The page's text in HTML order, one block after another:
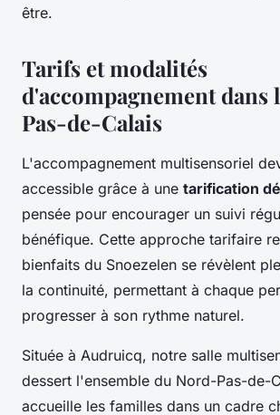
être.
Tarifs et modalités
d'accompagnement dans
Pas-de-Calais
L'accompagnement multisensoriel
accessible grâce à une tarification
pensée pour encourager un suivi
bénéfique. Cette approche tarifaire
bienfaits du Snoezelen se révèlent
la continuité, permettant à chaque
progresser à son rythme naturel.
Située à Audruicq, notre salle
dessert l'ensemble du Nord-Pas-de-
accueille les familles dans un cadre